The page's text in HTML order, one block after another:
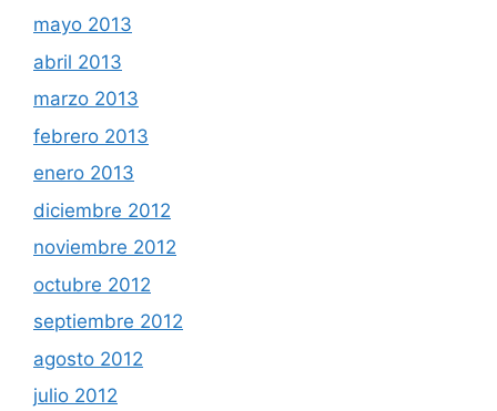
mayo 2013
abril 2013
marzo 2013
febrero 2013
enero 2013
diciembre 2012
noviembre 2012
octubre 2012
septiembre 2012
agosto 2012
julio 2012